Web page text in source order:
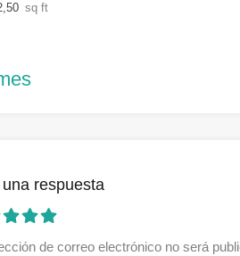
sq ft
respuesta
de correo electrónico no será